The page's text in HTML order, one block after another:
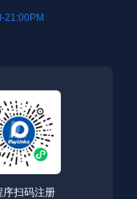
21:00PM
序扫码注册